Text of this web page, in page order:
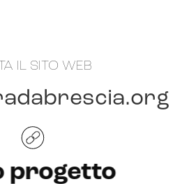
IL SITO WEB
.org